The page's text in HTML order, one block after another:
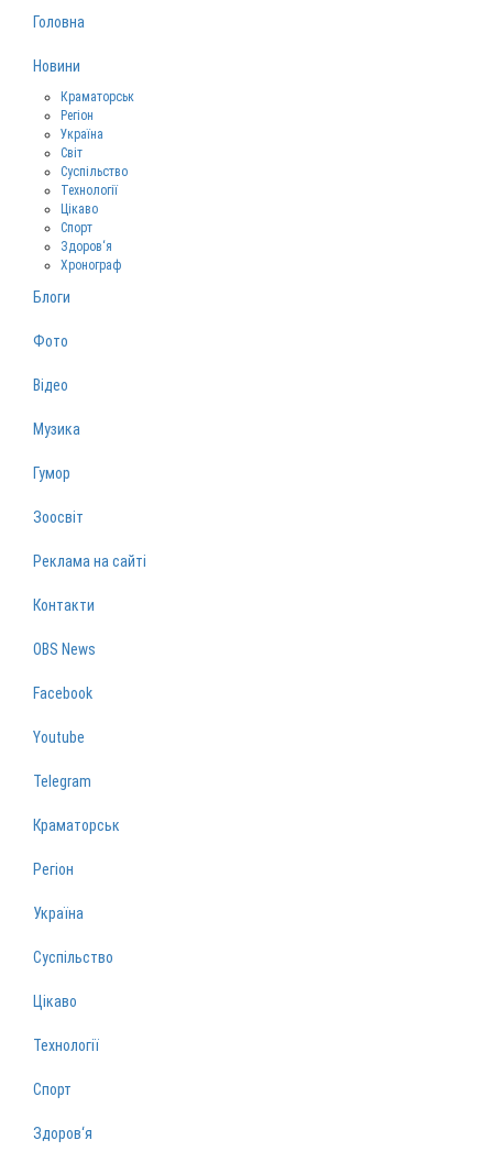
Головна
Новини
Краматорськ
Регіон
Україна
Світ
Суспільство
Технології
Цікаво
Спорт
Здоров‘я
Хронограф
Блоги
Фото
Відео
Музика
Гумор
Зоосвіт
Реклама на сайті
Контакти
OBS News
Facebook
Youtube
Telegram
Краматорськ
Регіон
Україна
Суспільство
Цікаво
Технології
Спорт
Здоров‘я